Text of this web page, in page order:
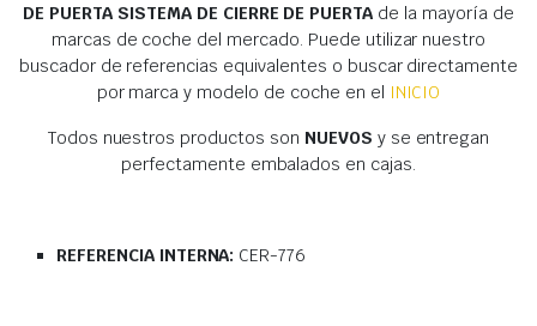
DE PUERTA SISTEMA DE CIERRE DE PUERTA de la mayoría de
marcas de coche del mercado. Puede utilizar nuestro
buscador de referencias equivalentes o buscar directamente
por marca y modelo de coche en el INICIO
Todos nuestros productos son NUEVOS y se entregan
perfectamente embalados en cajas.
REFERENCIA INTERNA: CER-776